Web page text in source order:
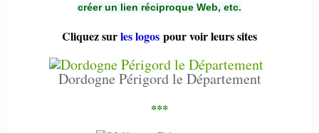
créer un lien réciproque Web, etc.
Cliquez surles logos pour voir leurs sites
Dordogne Périgord le Département
***